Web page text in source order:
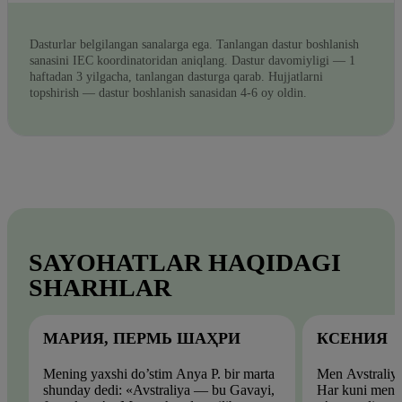
Dasturlar belgilangan sanalarga ega. Tanlangan dastur boshlanish
sanasini IEC koordinatoridan aniqlang. Dastur davomiyligi — 1
haftadan 3 yilgacha, tanlangan dasturga qarab. Hujjatlarni
topshirish — dastur boshlanish sanasidan 4-6 oy oldin.
SAYOHATLAR HAQIDAGI
SHARHLAR
МАРИЯ, ПЕРМЬ ШАҲРИ
Mening yaxshi do’stim Anya P. bir marta
shunday dedi: «Avstraliya — bu Gavayi,
КСЕНИЯ
Men
Har kuni men